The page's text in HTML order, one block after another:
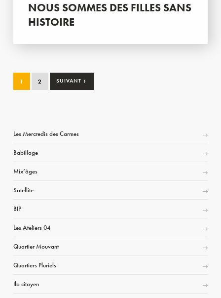
NOUS SOMMES DES FILLES SANS
HISTOIRE
1 2 SUIVANT ›
Les Mercredis des Carmes
Babillage
Mix’âges
Satellite
BIP
Les Ateliers 04
Quartier Mouvant
Quartiers Pluriels
Ilo citoyen